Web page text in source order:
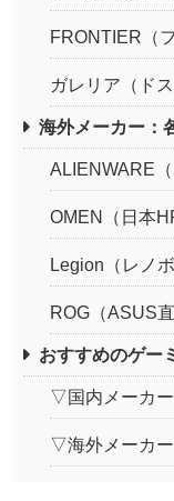
FRONTIER（
ガレリア（ドス
海外メーカー：
ALIENWARE
OMEN（日本
Legion（レノ
ROG（ASUS
おすすめのゲー
▽国内メーカー
▽海外メーカー